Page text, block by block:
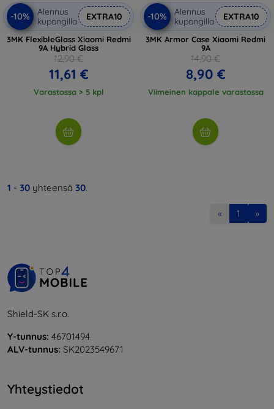
-10%
Alennus
kupongilla
EXTRA10
3MK FlexibleGlass Xiaomi Redmi
9A Hybrid Glass
12,90 €
11,61 €
Varastossa > 5 kpl
-10%
Alennus
kupongilla
EXTRA10
3MK Armor Case Xiaomi Redmi
9A
14,90 €
8,90 €
Viimeinen kappale varastossa
1 - 30 yhteensä 30.
« 1 »
Shield-SK s.r.o.
Y-tunnus: 46701494
ALV-tunnus: SK2023549671
Yhteystiedot